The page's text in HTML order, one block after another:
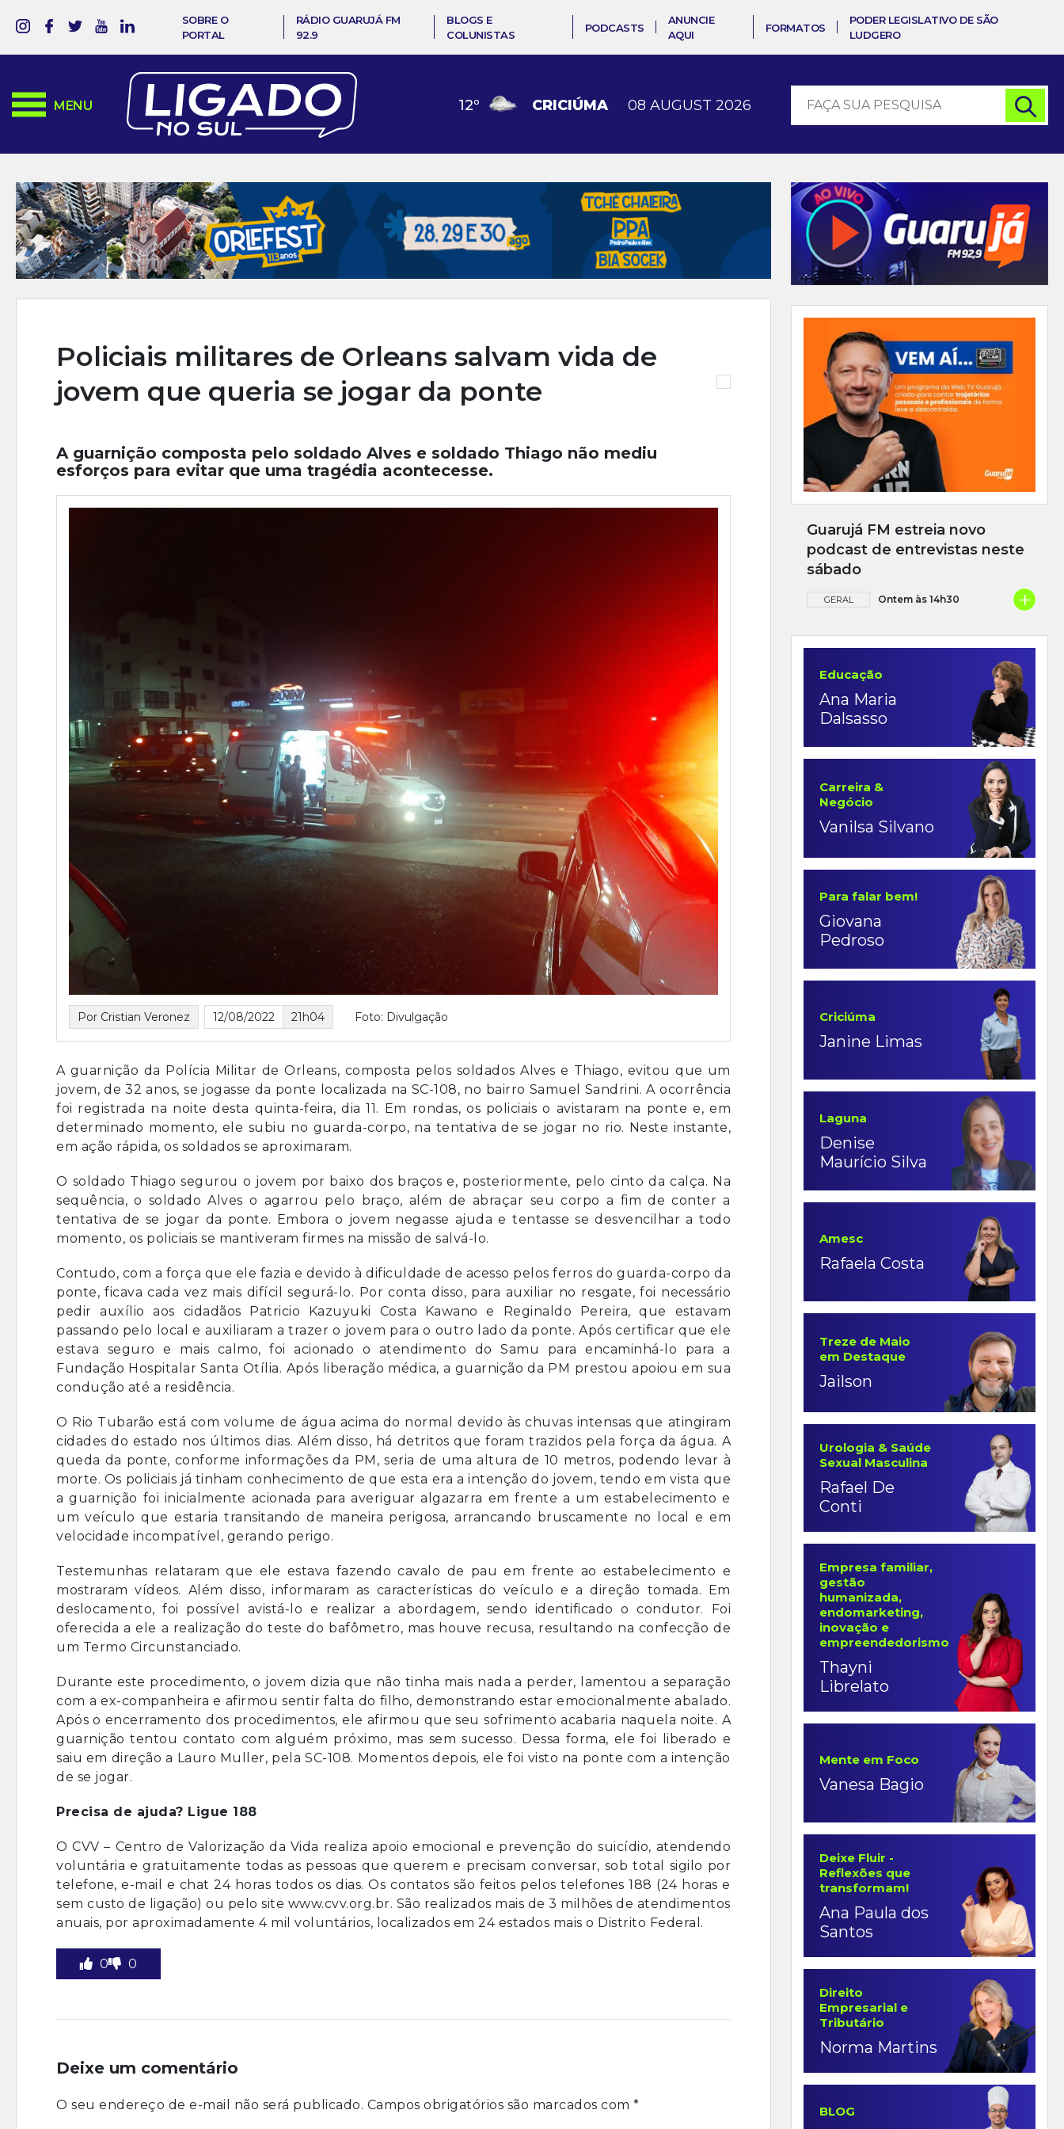
SOBRE O
PORTAL
RÁDIO GUARUJÁ FM
92.9
BLOGS E
COLUNISTAS
PODCASTS
ANUNCIE
AQUI
FORMATOS
PODER LEGISLATIVO DE SÃO
LUDGERO
MENU 12º CRICIÚMA 08 AUGUST 2026
Policiais militares de Orleans salvam vida de
jovem que queria se jogar da ponte
A guarnição composta pelo soldado Alves e soldado Thiago não mediu
esforços para evitar que uma tragédia acontecesse.
Por Cristian Veronez 12/08/2022 21h04 Foto: Divulgação
A guarnição da Polícia Militar de Orleans, composta pelos soldados Alves e Thiago, evitou que um
jovem, de 32 anos, se jogasse da ponte localizada na SC-108, no bairro Samuel Sandrini. A ocorrência
foi registrada na noite desta quinta-feira, dia 11. Em rondas, os policiais o avistaram na ponte e, em
determinado momento, ele subiu no guarda-corpo, na tentativa de se jogar no rio. Neste instante,
em ação rápida, os soldados se aproximaram.
O soldado Thiago segurou o jovem por baixo dos braços e, posteriormente, pelo cinto da calça. Na
sequência, o soldado Alves o agarrou pelo braço, além de abraçar seu corpo a fim de conter a
tentativa de se jogar da ponte. Embora o jovem negasse ajuda e tentasse se desvencilhar a todo
momento, os policiais se mantiveram firmes na missão de salvá-lo.
Contudo, com a força que ele fazia e devido à dificuldade de acesso pelos ferros do guarda-corpo da
ponte, ficava cada vez mais difícil segurá-lo. Por conta disso, para auxiliar no resgate, foi necessário
pedir auxílio aos cidadãos Patricio Kazuyuki Costa Kawano e Reginaldo Pereira, que estavam
passando pelo local e auxiliaram a trazer o jovem para o outro lado da ponte. Após certificar que ele
estava seguro e mais calmo, foi acionado o atendimento do Samu para encaminhá-lo para a
Fundação Hospitalar Santa Otília. Após liberação médica, a guarnição da PM prestou apoiou em sua
condução até a residência.
O Rio Tubarão está com volume de água acima do normal devido às chuvas intensas que atingiram
cidades do estado nos últimos dias. Além disso, há detritos que foram trazidos pela força da água. A
queda da ponte, conforme informações da PM, seria de uma altura de 10 metros, podendo levar à
morte. Os policiais já tinham conhecimento de que esta era a intenção do jovem, tendo em vista que
a guarnição foi inicialmente acionada para averiguar algazarra em frente a um estabelecimento e
um veículo que estaria transitando de maneira perigosa, arrancando bruscamente no local e em
velocidade incompatível, gerando perigo.
Testemunhas relataram que ele estava fazendo cavalo de pau em frente ao estabelecimento e
mostraram vídeos. Além disso, informaram as características do veículo e a direção tomada. Em
deslocamento, foi possível avistá-lo e realizar a abordagem, sendo identificado o condutor. Foi
oferecida a ele a realização do teste do bafômetro, mas houve recusa, resultando na confecção de
um Termo Circunstanciado.
Durante este procedimento, o jovem dizia que não tinha mais nada a perder, lamentou a separação
com a ex-companheira e afirmou sentir falta do filho, demonstrando estar emocionalmente abalado.
Após o encerramento dos procedimentos, ele afirmou que seu sofrimento acabaria naquela noite. A
guarnição tentou contato com alguém próximo, mas sem sucesso. Dessa forma, ele foi liberado e
saiu em direção a Lauro Muller, pela SC-108. Momentos depois, ele foi visto na ponte com a intenção
de se jogar.
Precisa de ajuda? Ligue 188
O CVV – Centro de Valorização da Vida realiza apoio emocional e prevenção do suicídio, atendendo
voluntária e gratuitamente todas as pessoas que querem e precisam conversar, sob total sigilo por
telefone, e-mail e chat 24 horas todos os dias. Os contatos são feitos pelos telefones 188 (24 horas e
sem custo de ligação) ou pelo site www.cvv.org.br. São realizados mais de 3 milhões de atendimentos
anuais, por aproximadamente 4 mil voluntários, localizados em 24 estados mais o Distrito Federal.
0 0
Deixe um comentário
O seu endereço de e-mail não será publicado. Campos obrigatórios são marcados com *
Guarujá FM estreia novo
podcast de entrevistas neste
sábado
GERAL Ontem às 14h30 +
Educação
Ana Maria
Dalsasso
Carreira &
Negócio
Vanilsa Silvano
Para falar bem!
Giovana
Pedroso
Criciúma
Janine Limas
Laguna
Denise
Maurício Silva
Amesc
Rafaela Costa
Treze de Maio
em Destaque
Jailson
Urologia & Saúde
Sexual Masculina
Rafael De
Conti
Empresa familiar,
gestão
humanizada,
endomarketing,
inovação e
empreendedorismo
Thayni
Librelato
Mente em Foco
Vanesa Bagio
Deixe Fluir -
Reflexões que
transformam!
Ana Paula dos
Santos
Direito
Empresarial e
Tributário
Norma Martins
BLOG